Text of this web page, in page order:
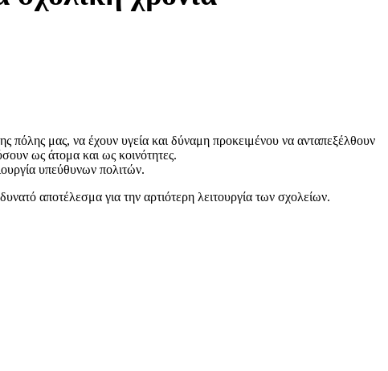
πόλης μας, να έχουν υγεία και δύναμη προκειμένου να ανταπεξέλθουν
ως άτομα και ως κοινότητες.
υπεύθυνων πολιτών.
αποτέλεσμα για την αρτιότερη λειτουργία των σχολείων.